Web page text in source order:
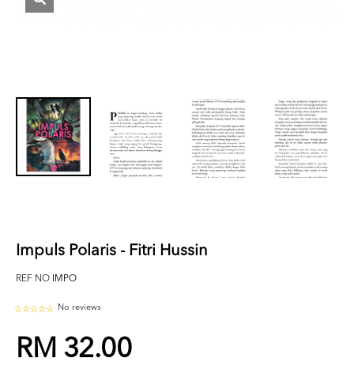
Impuls Polaris - Fitri Hussin
REF NO IMPO
No reviews
RM 32.00